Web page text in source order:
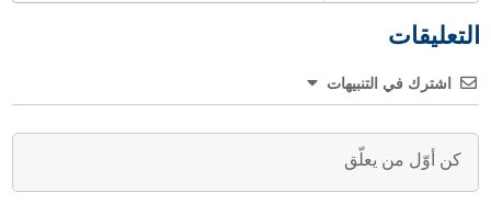
التعليقات
اشترك في التنبيهات